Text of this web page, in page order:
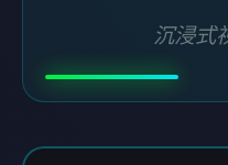
沉浸式